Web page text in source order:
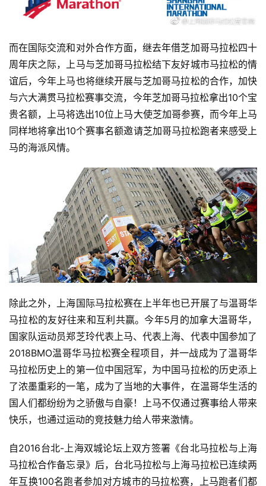
观
装
备
训
练
视
用
户
而在国际交流和对外合作方面，继去年借芝加哥马拉松四十
周年庆之际，上马与芝加哥马拉松结下友好城市马拉松的情
谊后，今年上马也将继续开展与芝加哥马拉松的合作，加快
与六大满贯马拉松赛事交流，今年芝加哥马拉松拿出10个宝
贵名额，上马将选出10位上马大使芝加哥参赛，而今年上马
同样地将拿出10个赛事名额邀请芝加哥马拉松跑者来感受上
马的海派风情。
除此之外，上海国际马拉松赛在上半年也已开展了与温哥华
马拉松的友好往来和互利共赢。今年5月的加拿大温哥华，
国家队运动员郑芝玲代表上马、代表上海、代表中国参加了
2018BMO温哥华马拉松赛全程项目，并一战成为了温哥华
马拉松历史上的第一位中国冠军，为中国马拉松的历史添上
了浓墨重彩的一笔，成为了当地的大事件，在温哥华生活的
国人们都纷纷为之骄傲与自豪！上马不仅通过赛事给人带来
快乐，也通过运动的竞技魅力给人带来激情。
自2016台北-上海双城论坛上双方签署《台北马拉松与上海
马拉松合作备忘录》后，台北马拉松与上海马拉松已连续两
年互换100名跑者参加对方城市的马拉松赛，上马跑者们都